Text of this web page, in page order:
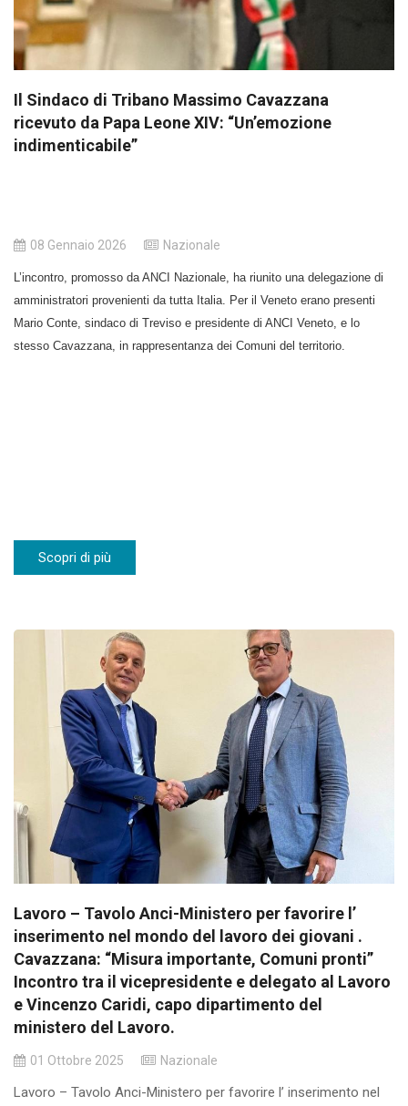
Il Sindaco di Tribano Massimo Cavazzana
ricevuto da Papa Leone XIV: “Un’emozione
indimenticabile”
08 Gennaio 2026 Nazionale
L’incontro, promosso da ANCI Nazionale, ha riunito una delegazione di
amministratori provenienti da tutta Italia. Per il Veneto erano presenti
Mario Conte, sindaco di Treviso e presidente di ANCI Veneto, e lo
stesso Cavazzana, in rappresentanza dei Comuni del territorio.
Scopri di più
Lavoro – Tavolo Anci-Ministero per favorire l’
inserimento nel mondo del lavoro dei giovani .
Cavazzana: “Misura importante, Comuni pronti”
Incontro tra il vicepresidente e delegato al Lavoro
e Vincenzo Caridi, capo dipartimento del
ministero del Lavoro.
01 Ottobre 2025 Nazionale
Lavoro – Tavolo Anci-Ministero per favorire l’ inserimento nel